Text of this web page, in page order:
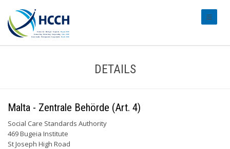
DETAILS
Malta - Zentrale Behörde (Art. 4)
Social Care Standards Authority
469 Bugeia Institute
St Joseph High Road